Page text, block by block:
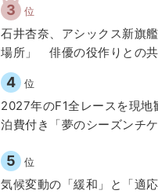
3 位
石井杏奈、アシックス新旗
場所」 俳優の役作りとの
4 位
2027年のF1全レースを現地
泊費付き「夢のシーズンチ
5 位
気候変動の「緩和」と「適